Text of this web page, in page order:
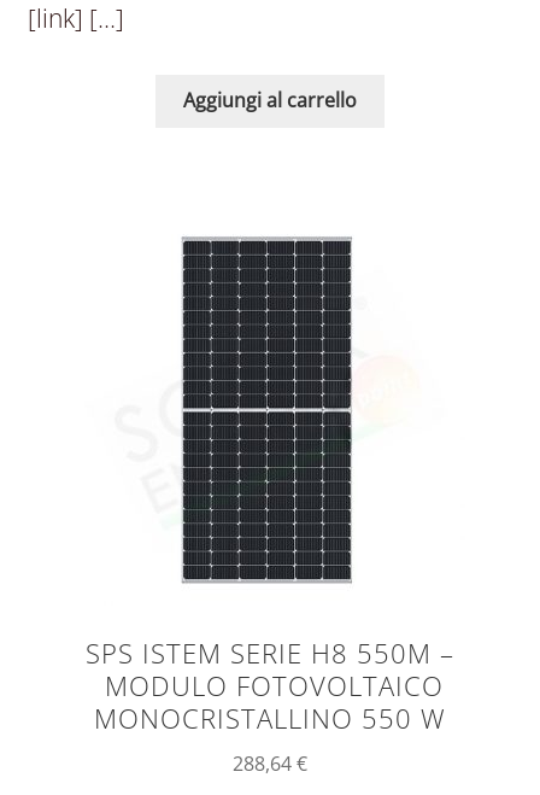
[link] […]
Aggiungi al carrello
SPS ISTEM SERIE H8 550M –
MODULO FOTOVOLTAICO
MONOCRISTALLINO 550 W
288,64€